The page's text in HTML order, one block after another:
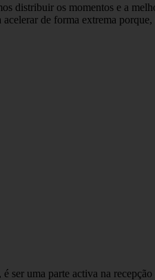
distribuir os momentos e a
de forma extrema
ser uma parte activa na